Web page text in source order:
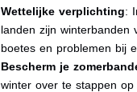
Wettelijke verplichting:
landen zijn winterbanden
boetes en problemen bij
Bescherm je
winter over te stappen op